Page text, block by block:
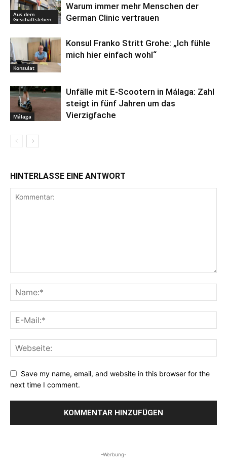
Aus dem
Geschäftsleben
Warum immer mehr Menschen der
German Clinic vertrauen
Konsulat
Konsul Franko Stritt Grohe: „Ich fühle
mich hier einfach wohl“
Málaga
Unfälle mit E-Scootern in Málaga: Zahl
steigt in fünf Jahren um das
Vierzigfache
HINTERLASSE EINE ANTWORT
Save my name, email, and website in this browser for the
next time I comment.
-Werbung-